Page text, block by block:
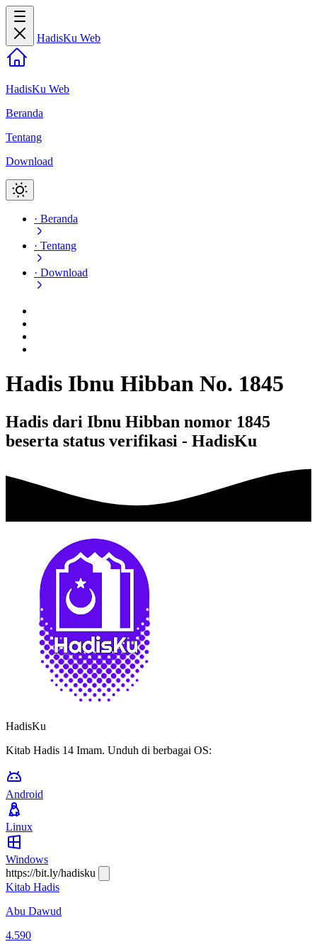
HadisKu Web
HadisKu Web
Beranda
Tentang
Download
· Beranda
· Tentang
· Download
Hadis Ibnu Hibban No. 1845
Hadis dari Ibnu Hibban nomor 1845
beserta status verifikasi - HadisKu
HadisKu
Kitab Hadis 14 Imam. Unduh di berbagai OS:
Android
Linux
Windows
https://bit.ly/hadisku
Kitab Hadis
Abu Dawud
4.590